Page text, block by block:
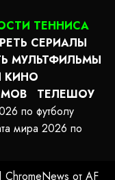
ТЕННИСА
СЕРИАЛЫ
МУЛЬТФИЛЬМЫ
КИНО
ТЕЛЕШОУ
по футболу
мира 2026 по
| ChromeNews от AF